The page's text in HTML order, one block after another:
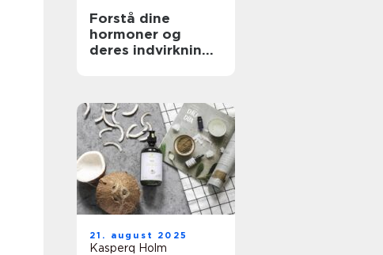
Forstå dine
hormoner og
deres indvirkning
21. august 2025
Kasperq Holm